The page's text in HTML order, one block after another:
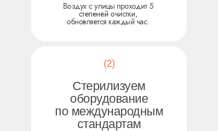
Воздух с улицы проходит 5
степеней очистки,
обновляется каждый час.
Стерилизуем
оборудование
по международным
стандартам
(2)